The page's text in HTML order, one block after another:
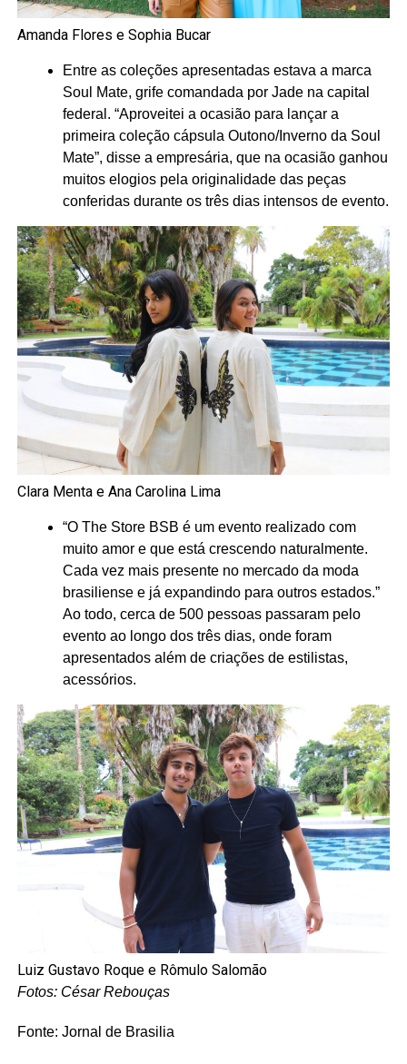
Amanda Flores e Sophia Bucar
Entre as coleções apresentadas estava a marca
Soul Mate, grife comandada por Jade na capital
federal. “Aproveitei a ocasião para lançar a
primeira coleção cápsula Outono/Inverno da Soul
Mate”, disse a empresária, que na ocasião ganhou
muitos elogios pela originalidade das peças
conferidas durante os três dias intensos de evento.
Clara Menta e Ana Carolina Lima
“O The Store BSB é um evento realizado com
muito amor e que está crescendo naturalmente.
Cada vez mais presente no mercado da moda
brasiliense e já expandindo para outros estados.”
Ao todo, cerca de 500 pessoas passaram pelo
evento ao longo dos três dias, onde foram
apresentados além de criações de estilistas,
acessórios.
Luiz Gustavo Roque e Rômulo Salomão
Fotos: César Rebouças
Fonte: Jornal de Brasilia